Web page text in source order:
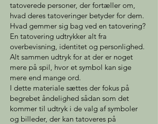
tatoverede personer, der fortæller om,
hvad deres tatoveringer betyder for dem.
Hvad gemmer sig bag ved en tatovering?
En tatovering udtrykker alt fra
overbevisning, identitet og personlighed.
Alt sammen udtryk for at der er noget
mere på spil, hvor et symbol kan sige
mere end mange ord.
I dette materiale sættes der fokus på
begrebet åndelighed sådan som det
kommer til udtryk i de valg af symboler
og billeder, der kan tatoveres på